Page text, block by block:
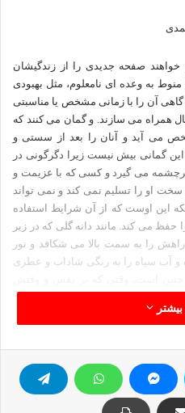
صفحه جدیدی را از زندگیشان
به وعده ای نامعلوم، مثل بهبودی
آن را با زمانی مشخص یا مناسبتی
همراه می سازند. و گمان می کنند که
می آید و آنان را بعد از سستی و
این گمانی بیش نیست زیرا دگرگونی در
می گیرد و کسی که با عزیمت و
سخت او را تسلیم نمی کند و نمی تواند
این اوست که از آن شرایط استفاده
می کند. مانند دانه گلی که در زیر
را به سمت بالا می شکافد و نور
و آب سیاه را به رنگی شاداب و عطری
امور زشتی که با آن مواجه می شود
خارجی کارهای فراوانی را انجام دهد.
و فرصت های محدود و ناچیزی که
را از نو بسازد.
راه حق کمکی می کند، اما اینکه به